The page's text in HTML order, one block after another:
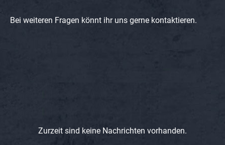
Bei weiteren Fragen könnt ihr uns gerne kontaktieren.
Zurzeit sind keine Nachrichten vorhanden.